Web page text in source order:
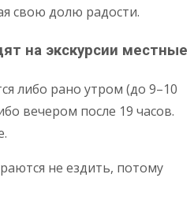
свою долю радости.
на экскурсии местные
либо рано утром (до 9–10
вечером после 19 часов.
не ездить, потому